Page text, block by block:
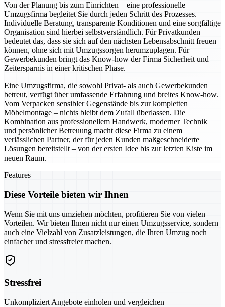
Von der Planung bis zum Einrichten – eine professionelle
Umzugsfirma begleitet Sie durch jeden Schritt des Prozesses.
Individuelle Beratung, transparente Konditionen und eine sorgfältige
Organisation sind hierbei selbstverständlich. Für Privatkunden
bedeutet das, dass sie sich auf den nächsten Lebensabschnitt freuen
können, ohne sich mit Umzugssorgen herumzuplagen. Für
Gewerbekunden bringt das Know-how der Firma Sicherheit und
Zeitersparnis in einer kritischen Phase.
Eine Umzugsfirma, die sowohl Privat- als auch Gewerbekunden
betreut, verfügt über umfassende Erfahrung und breites Know-how.
Vom Verpacken sensibler Gegenstände bis zur kompletten
Möbelmontage – nichts bleibt dem Zufall überlassen. Die
Kombination aus professionellem Handwerk, moderner Technik
und persönlicher Betreuung macht diese Firma zu einem
verlässlichen Partner, der für jeden Kunden maßgeschneiderte
Lösungen bereitstellt – von der ersten Idee bis zur letzten Kiste im
neuen Raum.
Features
Diese Vorteile bieten wir Ihnen
Wenn Sie mit uns umziehen möchten, profitieren Sie von vielen
Vorteilen. Wir bieten Ihnen nicht nur einen Umzugsservice, sondern
auch eine Vielzahl von Zusatzleistungen, die Ihren Umzug noch
einfacher und stressfreier machen.
Stressfrei
Unkompliziert Angebote einholen und vergleichen